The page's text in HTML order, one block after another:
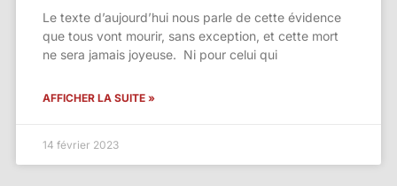
Le texte d’aujourd’hui nous parle de cette évidence
que tous vont mourir, sans exception, et cette mort
ne sera jamais joyeuse. Ni pour celui qui
AFFICHER LA SUITE »
14 février 2023